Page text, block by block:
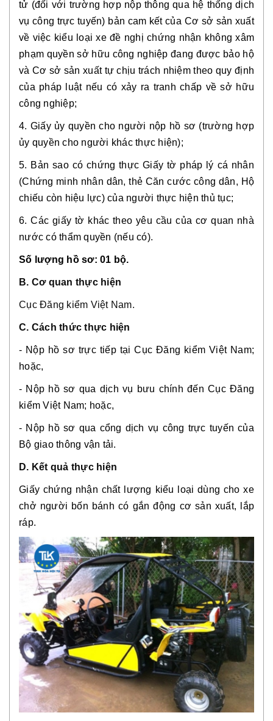
tử (đối với trường hợp nộp thông qua hệ thống dịch
vụ công trực tuyến) bản cam kết của Cơ sở sản xuất
về việc kiểu loại xe đề nghị chứng nhận không xâm
phạm quyền sở hữu công nghiệp đang được bảo hộ
và Cơ sở sản xuất tự chịu trách nhiệm theo quy định
của pháp luật nếu có xảy ra tranh chấp về sở hữu
công nghiệp;
4. Giấy ủy quyền cho người nộp hồ sơ (trường hợp
ủy quyền cho người khác thực hiện);
5. Bản sao có chứng thực Giấy tờ pháp lý cá nhân
(Chứng minh nhân dân, thẻ Căn cước công dân, Hộ
chiếu còn hiệu lực) của người thực hiện thủ tục;
6. Các giấy tờ khác theo yêu cầu của cơ quan nhà
nước có thẩm quyền (nếu có).
Số lượng hồ sơ: 01 bộ.
B. Cơ quan thực hiện
Cục Đăng kiểm Việt Nam.
C. Cách thức thực hiện
- Nộp hồ sơ trực tiếp tại Cục Đăng kiểm Việt Nam;
hoặc,
- Nộp hồ sơ qua dịch vụ bưu chính đến Cục Đăng
kiểm Việt Nam; hoặc,
- Nộp hồ sơ qua cổng dịch vụ công trực tuyến của
Bộ giao thông vận tải.
D. Kết quả thực hiện
Giấy chứng nhận chất lượng kiểu loại dùng cho xe
chở người bốn bánh có gắn động cơ sản xuất, lắp
ráp.